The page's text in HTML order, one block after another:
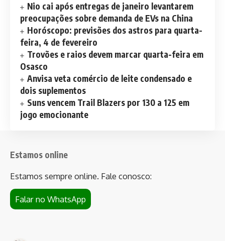
Nio cai após entregas de janeiro levantarem
preocupações sobre demanda de EVs na China
Horóscopo: previsões dos astros para quarta-
feira, 4 de fevereiro
Trovões e raios devem marcar quarta-feira em
Osasco
Anvisa veta comércio de leite condensado e
dois suplementos
Suns vencem Trail Blazers por 130 a 125 em
jogo emocionante
Estamos online
Estamos sempre online. Fale conosco:
Falar no WhatsApp